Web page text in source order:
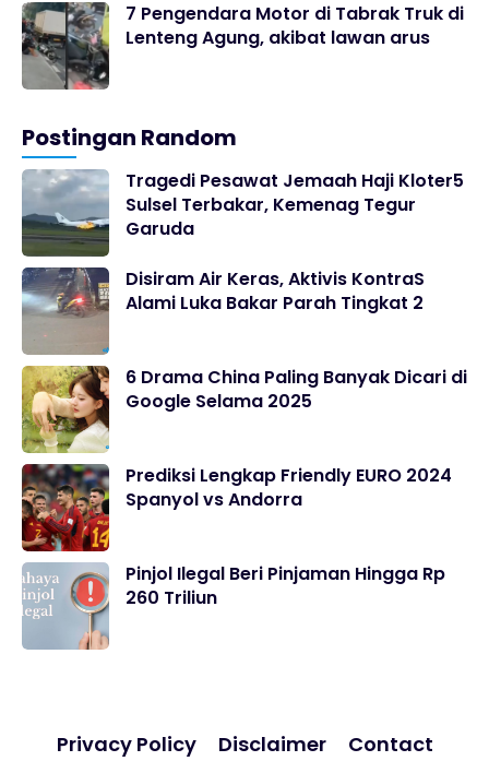
7 Pengendara Motor di Tabrak Truk di
Lenteng Agung, akibat lawan arus
Postingan Random
Tragedi Pesawat Jemaah Haji Kloter5
Sulsel Terbakar, Kemenag Tegur
Garuda
Disiram Air Keras, Aktivis KontraS
Alami Luka Bakar Parah Tingkat 2
6 Drama China Paling Banyak Dicari di
Google Selama 2025
Prediksi Lengkap Friendly EURO 2024
Spanyol vs Andorra
Pinjol Ilegal Beri Pinjaman Hingga Rp
260 Triliun
Privacy Policy Disclaimer Contact